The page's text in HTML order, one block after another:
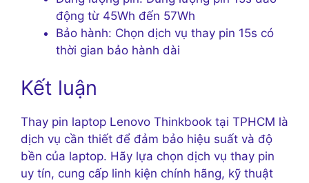
động từ 45Wh đến 57Wh
Bảo hành: Chọn dịch vụ thay pin 15s có
thời gian bảo hành dài
Kết luận
Thay pin laptop Lenovo Thinkbook tại TPHCM là
dịch vụ cần thiết để đảm bảo hiệu suất và độ
bền của laptop. Hãy lựa chọn dịch vụ thay pin
uy tín, cung cấp linh kiện chính hãng, kỹ thuật